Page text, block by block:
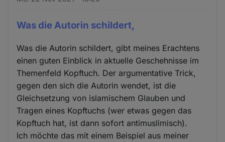
Was die Autorin schildert,
Was die Autorin schildert, gibt meines Erachtens
einen guten Einblick in aktuelle Geschehnisse im
Themenfeld Kopftuch. Der argumentative Trick,
gegen den sich die Autorin wendet, ist die
Gleichsetzung von islamischem Glauben und
Tragen eines Kopftuchs (wer etwas gegen das
Kopftuch hat, ist dann sofort antimuslimisch).
Ich möchte das mit einem Beispiel aus meiner